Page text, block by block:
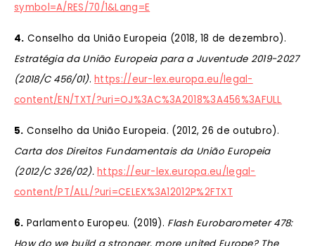
symbol=A/RES/70/1&Lang=E
4. Conselho da União Europeia (2018, 18 de dezembro).
Estratégia da União Europeia para a Juventude 2019-2027
(2018/C 456/01).https://eur-lex.europa.eu/legal-
content/EN/TXT/?uri=OJ%3AC%3A2018%3A456%3AFULL
5. Conselho da União Europeia. (2012, 26 de outubro).
Carta dos Direitos Fundamentais da União Europeia
(2012/C 326/02). https://eur-lex.europa.eu/legal-
content/PT/ALL/?uri=CELEX%3A12012P%2FTXT
6. Parlamento Europeu. (2019). Flash Eurobarometer 478: